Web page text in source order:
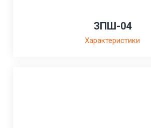
ЗПШ-04
Характеристики